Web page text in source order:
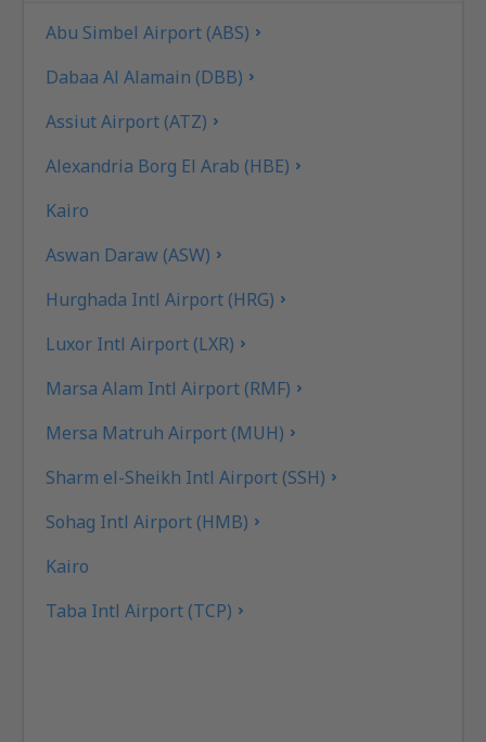
Abu Simbel Airport (ABS)
Dabaa Al Alamain (DBB)
Assiut Airport (ATZ)
Alexandria Borg El Arab (HBE)
Kairo
Aswan Daraw (ASW)
Hurghada Intl Airport (HRG)
Luxor Intl Airport (LXR)
Marsa Alam Intl Airport (RMF)
Mersa Matruh Airport (MUH)
Sharm el-Sheikh Intl Airport (SSH)
Sohag Intl Airport (HMB)
Kairo
Taba Intl Airport (TCP)